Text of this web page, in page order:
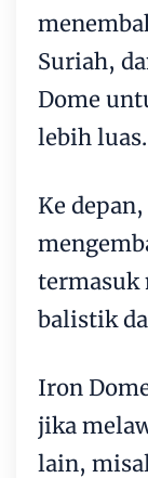
Suriah,
Dome
lebih luas.
Ke
termasuk
balistik
Iron
jika
lain,